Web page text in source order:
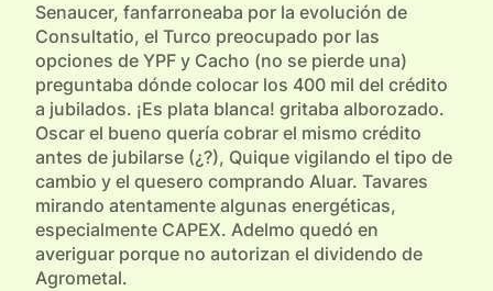
Senaucer, fanfarroneaba por la evolución de
Consultatio, el Turco preocupado por las
opciones de YPF y Cacho (no se pierde una)
preguntaba dónde colocar los 400 mil del crédito
a jubilados. ¡Es plata blanca! gritaba alborozado.
Oscar el bueno quería cobrar el mismo crédito
antes de jubilarse (¿?), Quique vigilando el tipo de
cambio y el quesero comprando Aluar. Tavares
mirando atentamente algunas energéticas,
especialmente CAPEX. Adelmo quedó en
averiguar porque no autorizan el dividendo de
Agrometal.